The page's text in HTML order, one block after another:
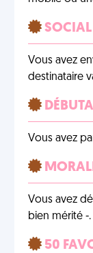
SOCIAL
Vous avez
destinataire
Vous avez
Vous avez
bien mérité -.
50